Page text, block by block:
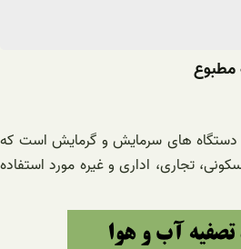
مطبوع
دستگاه های سرمایش و گرمایش است که
تجاری، اداری و غیره مورد استفاده